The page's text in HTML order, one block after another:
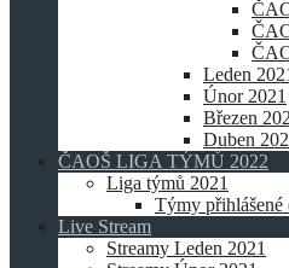
Leden
Únor 2021
Březen
Duben
ČAOŠ LIGA TÝMŮ 2022
Liga týmů 2021
Týmy přihlášené
Live Stream
Streamy Leden 2021